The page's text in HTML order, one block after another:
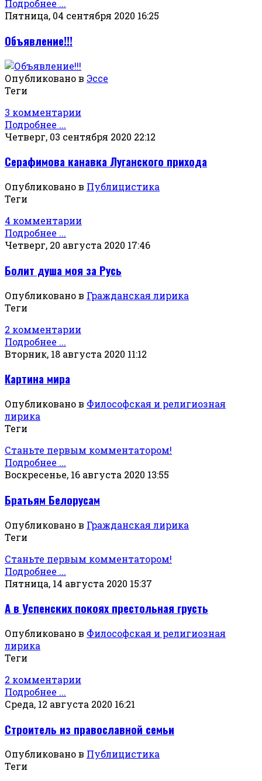
Подробнее ...
Пятница, 04 сентября 2020 16:25
Объявление!!!
Опубликовано в Эссе
Теги
3 комментарии
Подробнее ...
Четверг, 03 сентября 2020 22:12
Серафимова канавка Луганского прихода
Опубликовано в Публицистика
Теги
4 комментарии
Подробнее ...
Четверг, 20 августа 2020 17:46
Болит душа моя за Русь
Опубликовано в Гражданская лирика
Теги
2 комментарии
Подробнее ...
Вторник, 18 августа 2020 11:12
Картина мира
Опубликовано в Философская и религиозная
лирика
Теги
Станьте первым комментатором!
Подробнее ...
Воскресенье, 16 августа 2020 13:55
Братьям Белорусам
Опубликовано в Гражданская лирика
Теги
Станьте первым комментатором!
Подробнее ...
Пятница, 14 августа 2020 15:37
А в Успенских покоях престольная грусть
Опубликовано в Философская и религиозная
лирика
Теги
2 комментарии
Подробнее ...
Среда, 12 августа 2020 16:21
Строитель из православной семьи
Опубликовано в Публицистика
Теги